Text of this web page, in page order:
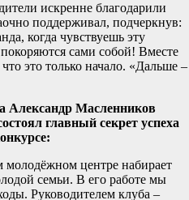
искренне благодарили
поддерживал, подчеркнув:
когда чувствуешь эту
сами собой! Вместе
это только начало. «Дальше –
Александр Масленников
главный секрет успеха
центре набирает
семьи. В его работе мы
Руководителем клуба –